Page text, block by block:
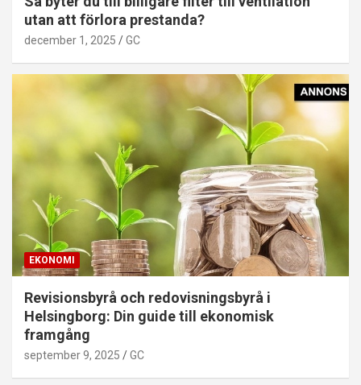
utan att förlora prestanda?
december 1, 2025 GC
EKONOMI
Revisionsbyrå och redovisningsbyrå i
Helsingborg: Din guide till ekonomisk
framgång
september 9, 2025 GC